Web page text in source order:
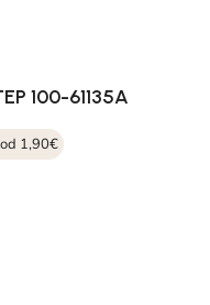
100-61135A
1,90€